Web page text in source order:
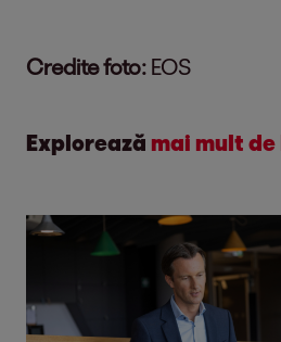
Credite foto: EOS
Explorează mai mult de